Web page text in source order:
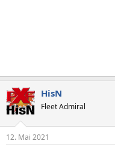
HisN
Fleet Admiral
12. Mai 2021